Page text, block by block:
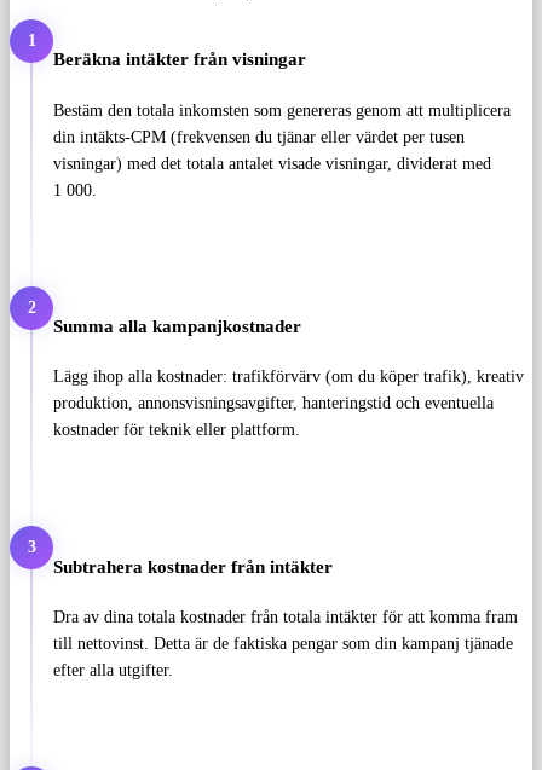
1
Beräkna intäkter från visningar
Bestäm den totala inkomsten som genereras genom att multiplicera
din intäkts-CPM (frekvensen du tjänar eller värdet per tusen
visningar) med det totala antalet visade visningar, dividerat med
1 000.
2
Summa alla kampanjkostnader
Lägg ihop alla kostnader: trafikförvärv (om du köper trafik), kreativ
produktion, annonsvisningsavgifter, hanteringstid och eventuella
kostnader för teknik eller plattform.
3
Subtrahera kostnader från intäkter
Dra av dina totala kostnader från totala intäkter för att komma fram
till nettovinst. Detta är de faktiska pengar som din kampanj tjänade
efter alla utgifter.